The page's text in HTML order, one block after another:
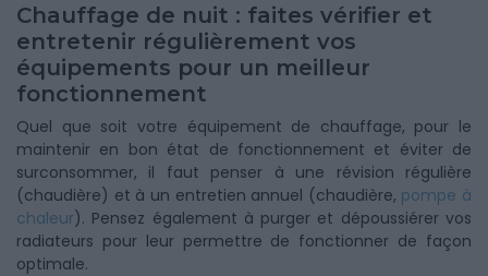
Chauffage de nuit : faites vérifier et
entretenir régulièrement vos
équipements pour un meilleur
fonctionnement
Quel que soit votre équipement de chauffage, pour le
maintenir en bon état de fonctionnement et éviter de
surconsommer, il faut penser à une révision régulière
(chaudière) et à un entretien annuel (chaudière, pompe à
chaleur). Pensez également à purger et dépoussiérer vos
radiateurs pour leur permettre de fonctionner de façon
optimale.